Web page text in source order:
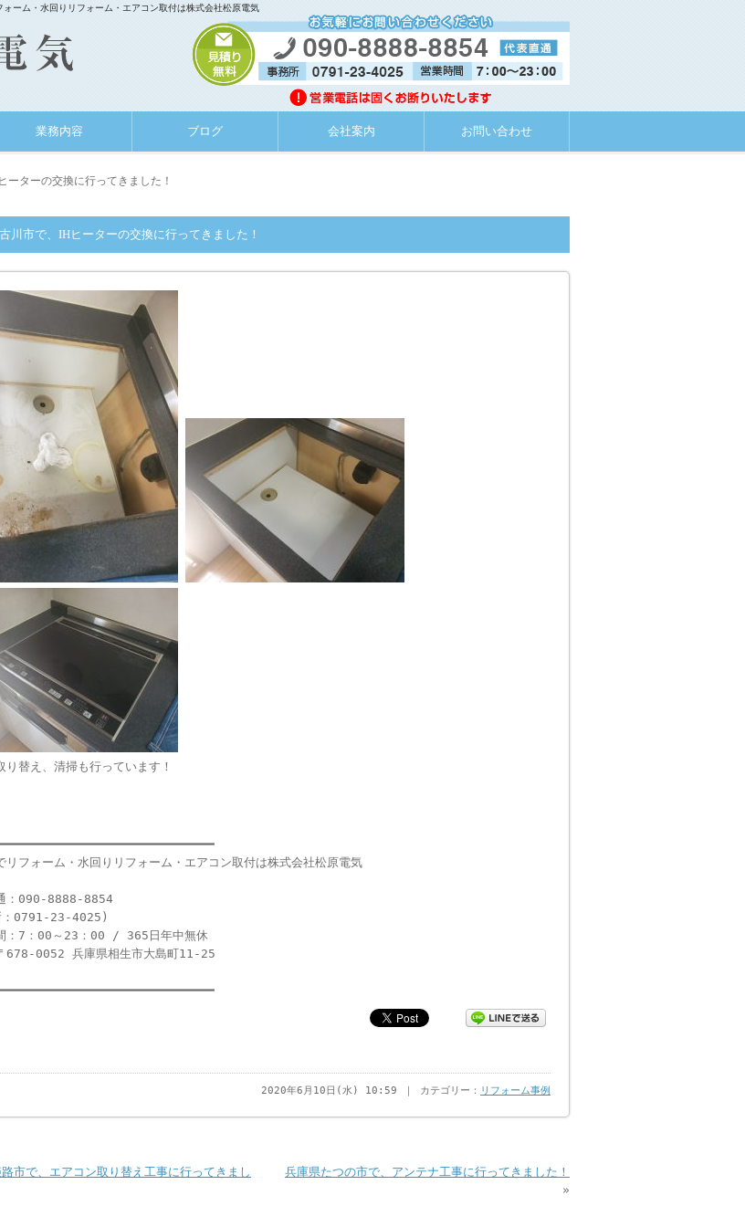
ーム・水回りリフォーム・エアコン取付は株式会社松原電気
業務内容 ブログ 会社案内 お問い合わせ
ターの交換に行ってきました！
川市で、IHヒーターの交換に行ってきました！
り替え、清掃も行っています！
リフォーム・水回りリフォーム・エアコン取付は株式会社松原電気
：090-8888-8854
：0791-23-4025)
：7：00～23：00 / 365日年中無休
678-0052 兵庫県相生市大島町11-25
2020年6月10日(水) 10:59 ｜ カテゴリー： リフォーム事例
市で、エアコン取り替え工事に行ってきまし
兵庫県たつの市で、アンテナ工事に行ってきました！
»